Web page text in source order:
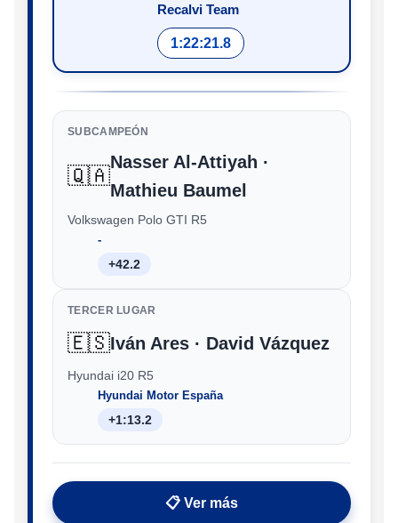
Recalvi Team
1:22:21.8
SUBCAMPEÓN
🇶🇦
Nasser Al-Attiyah ·
Mathieu Baumel
Volkswagen Polo GTI R5
‑
+42.2
TERCER LUGAR
🇪🇸Iván Ares · David Vázquez
Hyundai i20 R5
Hyundai Motor España
+1:13.2
📋 Ver más